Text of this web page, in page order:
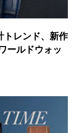
トレンド、新作
ールドウォッ